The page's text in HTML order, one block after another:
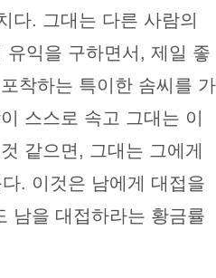
다. 그대는 다른 사람의
유익을 구하면서, 제일 좋
착하는 특이한 솜씨를 가
스스로 속고 그대는 이
같으면, 그대는 그에게
. 이것은 남에게 대접을
남을 대접하라는 황금률